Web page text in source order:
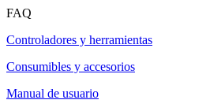
FAQ
Controladores y herramientas
Consumibles y accesorios
Manual de usuario